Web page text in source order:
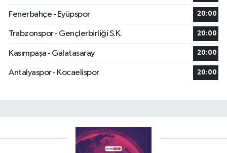
Fenerbahçe - Eyüpspor 20:00
Trabzonspor - Gençlerbirliği S.K. 20:00
Kasımpaşa - Galatasaray 20:00
Antalyaspor - Kocaelispor 20:00